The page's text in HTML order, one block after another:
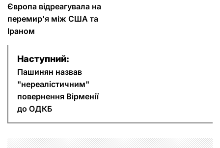
а
в
і
Європа відреагувала на
перемир'я між США та
Іраном
Наступний:
Пашинян назвав
"нереалістичним"
повернення Вірменії
до ОДКБ